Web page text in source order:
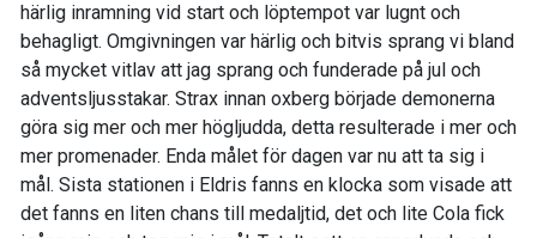
härlig inramning vid start och löptempot var lugnt och
behagligt. Omgivningen var härlig och bitvis sprang vi bland
så mycket vitlav att jag sprang och funderade på jul och
adventsljusstakar. Strax innan oxberg började demonerna
göra sig mer och mer högljudda, detta resulterade i mer och
mer promenader. Enda målet för dagen var nu att ta sig i
mål. Sista stationen i Eldris fanns en klocka som visade att
det fanns en liten chans till medaljtid, det och lite Cola fick